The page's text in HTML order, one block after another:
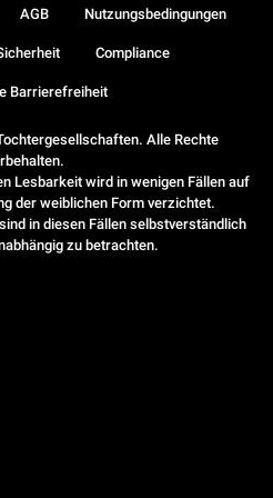
Alle Rechte
Lesbarkeit wird in wenigen Fällen auf
der weiblichen Form verzichtet.
in diesen Fällen selbstverständlich
zu betrachten.
AGB Nutzungsbedingungen
Compliance
Barrierefreiheit